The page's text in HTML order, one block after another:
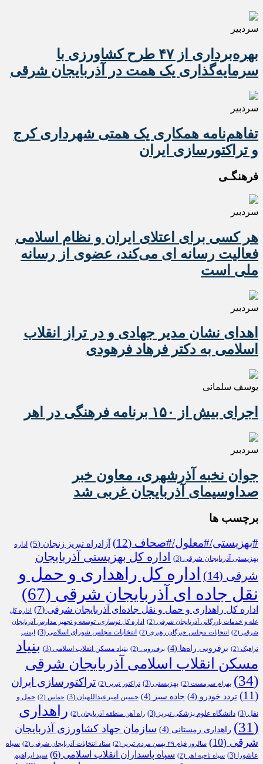
سردبیر
بهره‌برداری از ۴۷ طرح کشاورزی با
سرمایه‌گذاری یک همت در آذربایجان شرقی
سردبیر
تفاهم‌نامه همکاری یک همتی شهرداری کرج
و تراکتورسازی ایران
فرهنگـی
سردبیر
هر کسی برای اعتلای ایران و نظام اسلامی
فعالیت رسانه ای می‌کند، عضوی از رسانه
ملی است
سردبیر
اهدای نشان مدیر جهادی و در تراز انقلاب
اسلامی به دکتر فرهاد فرهودی
یوسف سلمانی
اجرای بیش از ۱۵۰ برنامه فرهنگی در اهر
سردبیر
جوان نخبه آذرشهری، معاون خبر
صداوسیمای آذربایجان غربی شد
برچسب ها
#بهزیستی/#معلول/#صحاف (12) آزادراه تبریز زنجان (5)
اداره
بهزیستی آذربایجان شرقی (3)
اداره کل بهزیستی آذربایجان
شرقی (14)
اداره کل راهداری و حمل و
نقل جاده ای آذربایجان شرقی (67)
اداره کل راهداری و حمل و نقل جاده‌ای آذربایجان شرقی (7)
اداره کل
غله و خدمات بازرگانی آذربایجان شرقی (2)
اداره کل نوسازی، توسعه و تجهیز مدارس آذربایجان
شرقی (2) انتخابات مجلس خبرگان رهبری (2) انتخابات مجلس شورای اسلامی (3) ایمنی
ترافیک (2) برفروبی راه‌ها (4) برف‌روبی (2) بنیاد مسکن انقلاب اسلامی (3)
بنیاد
مسکن انقلاب اسلامی آذربایجان شرقی
(34)
بهرام سرمست (2) بهزیستی (3) تراکتور تبریز (2)
تراکتورسازی ایران
(11)
تردد خودرو (4) جاده سبز (4) حسین امیرعبداللهیان (3) حماس (2)
حمل و
نقل (3) دانشگاه علوم پزشکی تبریز (3) راه آهن منطقه آذربایجان (2)
راهداری
(31)
راهداری زمستانی (4)
سازمان جهاد کشاورزی آذربایجان
شرقی (10) سالروز قیام ۲۹ بهمن مردم تبریز (2) ستاد انتخابات آذربایجان شرقی (2)
سپاه
عاشورا (3) سپاه ناحیه اهر (2) سپاه پاسداران انقلاب اسلامی (6)
سید ابراهیم